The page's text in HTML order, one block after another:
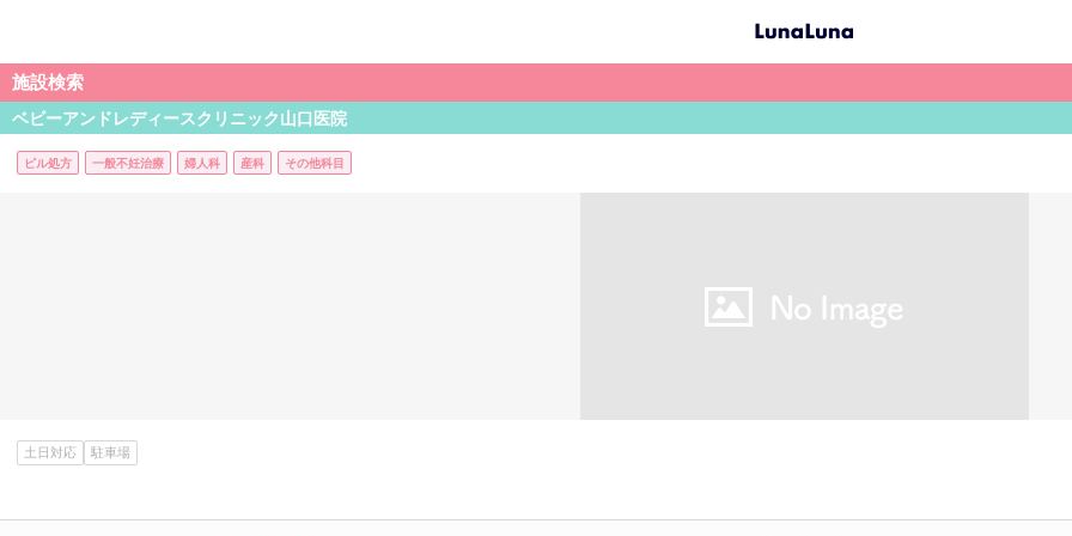
施設検索
ベビーアンドレディースクリニック山口医院
ピル処方 一般不妊治療 婦人科 産科 その他科目
土日対応 駐車場